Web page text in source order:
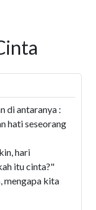
di antaranya :
hati seseorang
hari
itu cinta?"
mengapa kita